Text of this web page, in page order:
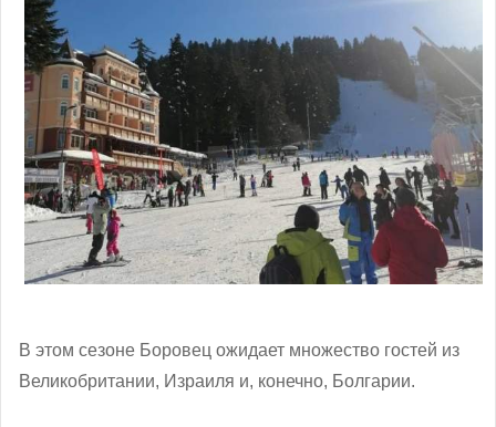
В этом сезоне Боровец ожидает множество гостей из
Великобритании, Израиля и, конечно, Болгарии.